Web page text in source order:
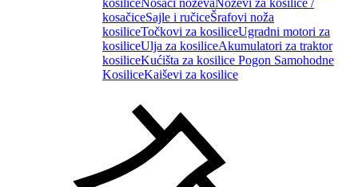
kosiliceNosači noževaNoževi za kosilice /
kosačiceSajle i ručiceŠrafovi noža
kosiliceTočkovi za kosiliceUgradni motori za
kosiliceUlja za kosiliceAkumulatori za traktor
kosiliceKućišta za kosilice Pogon Samohodne
KosiliceKaiševi za kosilice